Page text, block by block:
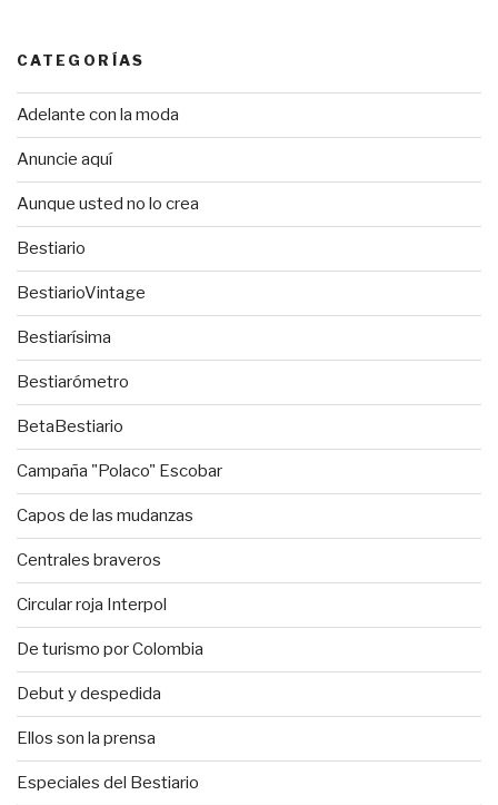
CATEGORÍAS
Adelante con la moda
Anuncie aquí
Aunque usted no lo crea
Bestiario
BestiarioVintage
Bestiarísima
Bestiarómetro
BetaBestiario
Campaña "Polaco" Escobar
Capos de las mudanzas
Centrales braveros
Circular roja Interpol
De turismo por Colombia
Debut y despedida
Ellos son la prensa
Especiales del Bestiario